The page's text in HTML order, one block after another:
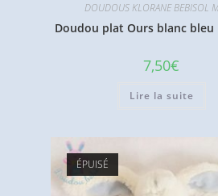
DOUDOUS KLORANE BEBISOL
Doudou plat Ours blanc bleu
7,50€
Lire la suite
ÉPUISÉ